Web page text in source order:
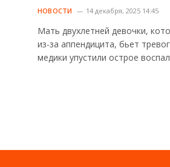
НОВОСТИ 14 декабря, 2025 14:45
Мать двухлетней девочки,
из-за аппендицита, бьет
медики упустили острое